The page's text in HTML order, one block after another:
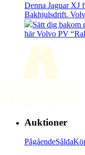
Denna Jaguar XJ
Bakhjulsdrift.
Sätt dig
här Volvo PV
Auktioner
PågåendeSålda